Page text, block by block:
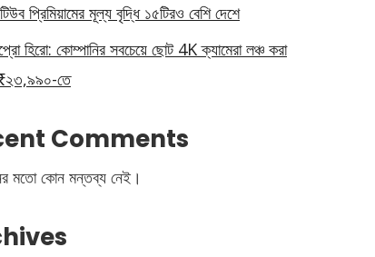
প্রিমিয়ামের মূল্য বৃদ্ধি ১৫টিরও বেশি দেশে
হিরো: কোম্পানির সবচেয়ে ছোট 4K ক্যামেরা লঞ্চ করা
তে
Comments
মতো কোন মন্তব্য নেই।